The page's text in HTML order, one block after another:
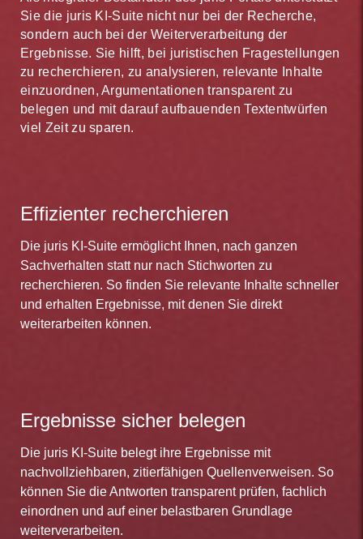
Sie die juris KI-Suite nicht nur bei der Recherche,
sondern auch bei der Weiterverarbeitung der
Ergebnisse. Sie hilft, bei juristischen Fragestellungen
zu recherchieren, zu analysieren, relevante Inhalte
einzuordnen, Argumentationen transparent zu
belegen und mit darauf aufbauenden Textentwürfen
viel Zeit zu sparen.
Effizienter recherchieren
Die juris KI-Suite ermöglicht Ihnen, nach ganzen
Sachverhalten statt nur nach Stichworten zu
recherchieren. So finden Sie relevante Inhalte schneller
und erhalten Ergebnisse, mit denen Sie direkt
weiterarbeiten können.
Ergebnisse sicher belegen
Die juris KI-Suite belegt ihre Ergebnisse mit
nachvollziehbaren, zitierfähigen Quellenverweisen. So
können Sie die Antworten transparent prüfen, fachlich
einordnen und auf einer belastbaren Grundlage
weiterverarbeiten.